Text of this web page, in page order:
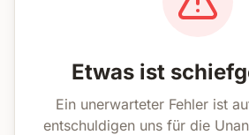
Etwas ist
Ein unerwarteter Fehler ist
entschuldigen uns für die